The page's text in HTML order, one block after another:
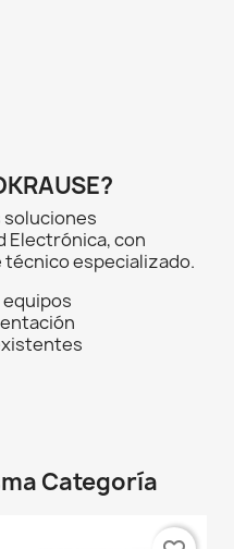
soluciones
Electrónica, con
especializado.
Categoría